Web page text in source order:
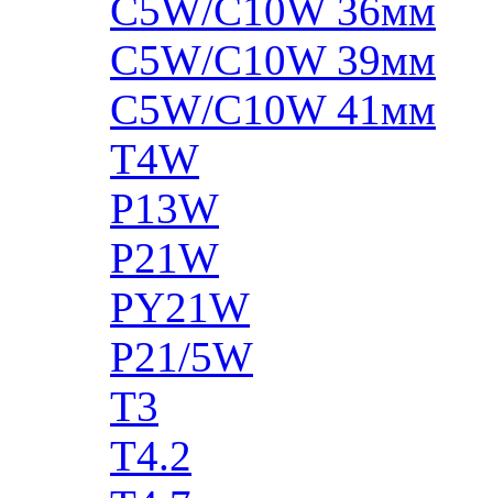
C5W/C10W 36мм
C5W/C10W 39мм
C5W/C10W 41мм
T4W
P13W
P21W
PY21W
P21/5W
T3
T4.2